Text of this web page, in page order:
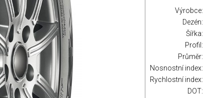
Výrobce:
Dezén:
Šířka:
Profil:
Průměr:
Nosnostní index:
Rychlostní index:
DOT: